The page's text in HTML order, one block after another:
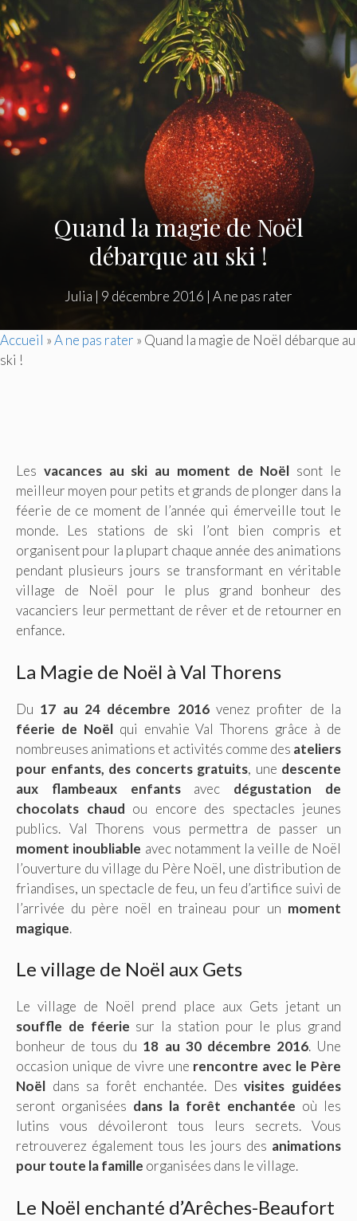
Quand la magie de Noël
débarque au ski !
Julia | 9 décembre 2016 | A ne pas rater
Accueil »A ne pas rater » Quand la magie de Noël débarque au
ski !
Les vacances au ski au moment de Noël sont le
meilleur moyen pour petits et grands de plonger dans la
féerie de ce moment de l’année qui émerveille tout le
monde. Les stations de ski l’ont bien compris et
organisent pour la plupart chaque année des animations
pendant plusieurs jours se transformant en véritable
village de Noël pour le plus grand bonheur des
vacanciers leur permettant de rêver et de retourner en
enfance.
La Magie de Noël à Val Thorens
Du 17 au 24 décembre 2016venez profiter de la
féerie de Noëlqui envahie Val Thorens grâce à de
nombreuses animations et activités comme des ateliers
pour enfants, des concerts gratuits, une descente
aux flambeaux enfantsavec dégustation de
chocolats chaud ou encore des spectacles jeunes
publics. Val Thorens vous permettra de passer un
moment inoubliable avec notamment la veille de Noël
l’ouverture du village du Père Noël, une distribution de
friandises, un spectacle de feu, un feu d’artifice suivi de
l’arrivée du père noël en traineau pour un moment
magique.
Le village de Noël aux Gets
Le village de Noël prend place aux Gets jetant un
souffle de féerie sur la station pour le plus grand
bonheur de tous du 18 au 30 décembre 2016. Une
occasion unique de vivre une rencontre avec le Père
Noël dans sa forêt enchantée. Desvisites guidées
seront organisées dans la forêt enchantée où les
lutins vous dévoileront tous leurs secrets. Vous
retrouverez également tous les jours des animations
pour toute la famille organisées dans le village.
Le Noël enchanté d’Arêches-Beaufort